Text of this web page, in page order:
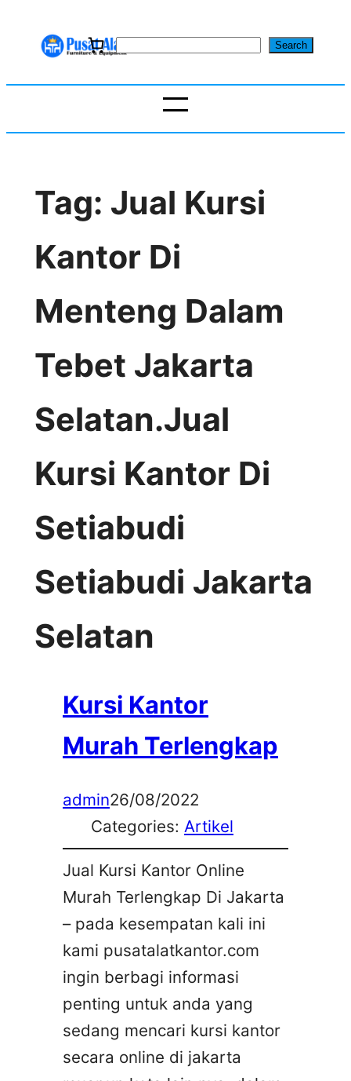
S
r
Search
Tag: Jual Kursi
Kantor Di
Menteng Dalam
Tebet Jakarta
Selatan.Jual
Kursi Kantor Di
Setiabudi
Setiabudi Jakarta
Selatan
Kursi Kantor
Murah Terlengkap
admin26/08/2022
Categories: Artikel
Jual Kursi Kantor Online
Murah Terlengkap Di Jakarta
– pada kesempatan kali ini
kami pusatalatkantor.com
ingin berbagi informasi
penting untuk anda yang
sedang mencari kursi kantor
secara online di jakarta